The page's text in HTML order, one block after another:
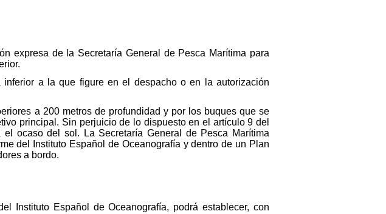
expresa de la Secretaría General de Pesca Marítima para
a la que figure en el despacho o en la autorización
a 200 metros de profundidad y por los buques que se
principal. Sin perjuicio de lo dispuesto en el artículo 9 del
ocaso del sol. La Secretaría General de Pesca Marítima
del Instituto Español de Oceanografía y dentro de un Plan
a bordo.
Instituto Español de Oceanografía, podrá establecer, con